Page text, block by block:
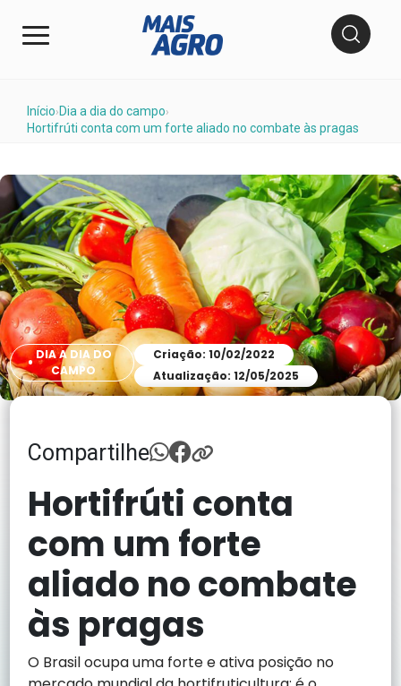
Início› Dia a dia do campo›
Hortifrúti conta com um forte aliado no combate às pragas
DIA A DIA DO
CAMPO
Criação: 10/02/2022
Atualização: 12/05/2025
Compartilhe
Hortifrúti conta
com um forte
aliado no combate
às pragas
O Brasil ocupa uma forte e ativa posição no